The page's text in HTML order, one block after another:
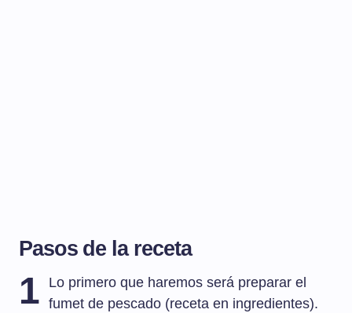
Pasos de la receta
1
Lo primero que haremos será preparar el
fumet de pescado (receta en ingredientes).